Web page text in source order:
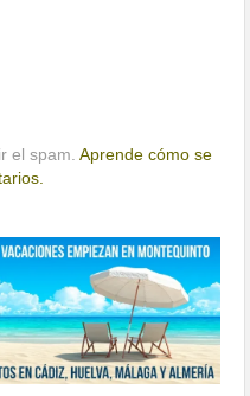
el spam.Aprende cómo se